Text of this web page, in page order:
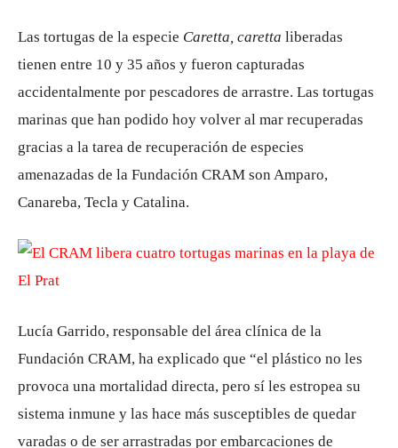
Las tortugas de la especie Caretta, caretta liberadas
tienen entre 10 y 35 años y fueron capturadas
accidentalmente por pescadores de arrastre. Las tortugas
marinas que han podido hoy volver al mar recuperadas
gracias a la tarea de recuperación de especies
amenazadas de la Fundación CRAM son Amparo,
Canareba, Tecla y Catalina.
Lucía Garrido, responsable del área clínica de la
Fundación CRAM, ha explicado que “el plástico no les
provoca una mortalidad directa, pero sí les estropea su
sistema inmune y las hace más susceptibles de quedar
varadas o de ser arrastradas por embarcaciones de